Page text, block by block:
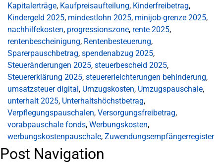
Kapitalerträge, Kaufpreisaufteilung, Kinderfreibetrag,
Kindergeld 2025, mindestlohn 2025, minijob-grenze 2025,
nachhilfekosten, progressionszone, rente 2025,
rentenbescheinigung, Rentenbesteuerung,
Sparerpauschbetrag, spendenabzug 2025,
Steueränderungen 2025, steuerbescheid 2025,
Steuererklärung 2025, steuererleichterungen behinderung,
umsatzsteuer digital, Umzugskosten, Umzugspauschale,
unterhalt 2025, Unterhaltshöchstbetrag,
Verpflegungspauschalen, Versorgungsfreibetrag,
vorabpauschale fonds, Werbungskosten,
werbungskostenpauschale, Zuwendungsempfängerregister
Post Navigation